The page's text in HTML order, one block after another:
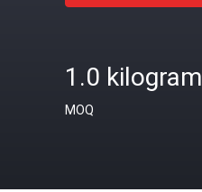
1.0 kilogram
MOQ